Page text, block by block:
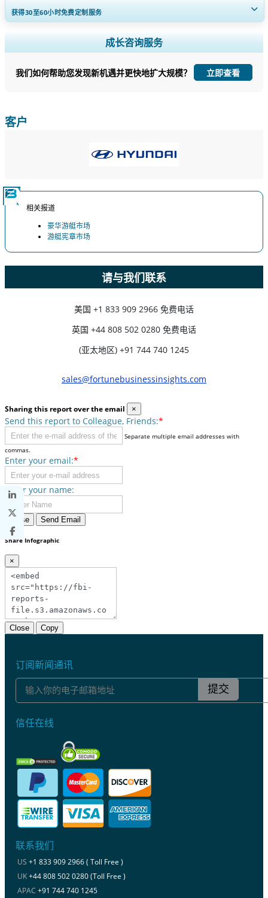
获得30至60小时免费定制服务
扩大区域和国家覆盖范围， 细分市场分析， 公司简介， 竞争基准分析，
以及最终用户洞察。
立即定制
成长咨询服务
我们如何帮助您发现新机遇并更快地扩大规模？ 立即查看
客户
相关报道
豪华游艇市场
游艇宪章市场
请与我们联系
美国 +1 833 909 2966 免费电话
英国 +44 808 502 0280 免费电话
(亚太地区) +91 744 740 1245
sales@fortunebusinessinsights.com
Sharing this report over the email ×
Send this report to Colleague, Friends:*
Separate multiple email addresses with
commas.
Enter your email:*
Enter your name:
Close Send Email
Share Infographic
×
Close Copy
订阅新闻通讯
提交
信任在线
联系我们
US +1 833 909 2966 ( Toll Free )
UK+44 808 502 0280 (Toll Free )
APAC +91 744 740 1245